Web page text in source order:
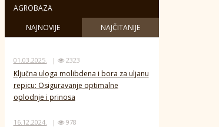
AGROBAZA
NAJNOVIJE
NAJČITANIJE
01.03.2025. | 2323
Ključna uloga molibdena i bora za uljanu
repicu: Osiguravanje optimalne
oplodnje i prinosa
16.12.2024. | 978